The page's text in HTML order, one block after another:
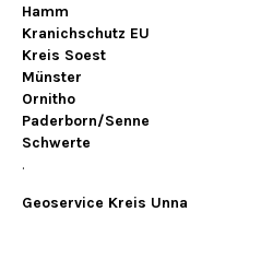
Hamm
Kranichschutz EU
Kreis Soest
Münster
Ornitho
Paderborn/Senne
Schwerte
.
Geoservice Kreis Unna